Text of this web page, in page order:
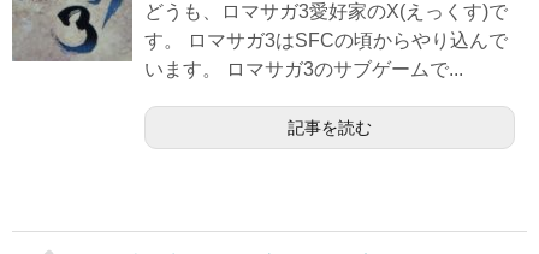
どうも、ロマサガ3愛好家のX(えっくす)で
す。 ロマサガ3はSFCの頃からやり込んで
います。 ロマサガ3のサブゲームで...
記事を読む